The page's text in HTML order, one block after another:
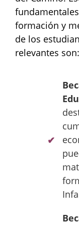
formación y
de los
relevantes son: